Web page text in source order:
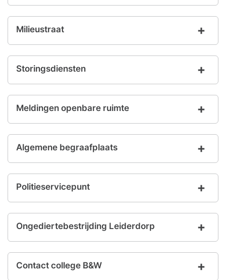
Milieustraat
Storingsdiensten
Meldingen openbare ruimte
Algemene begraafplaats
Politieservicepunt
Ongediertebestrijding Leiderdorp
Contact college B&W